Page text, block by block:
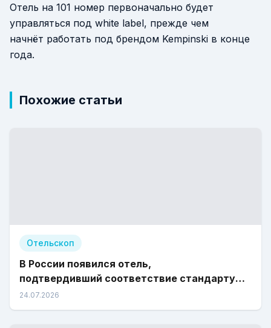
Отель на 101 номер первоначально будет
управляться под white label, прежде чем
начнёт работать под брендом Kempinski в конце
года.
Похожие статьи
Отельскоп
В России появился отель,
подтвердивший соответствие стандарту
«Зеленый отель»
24.07.2026